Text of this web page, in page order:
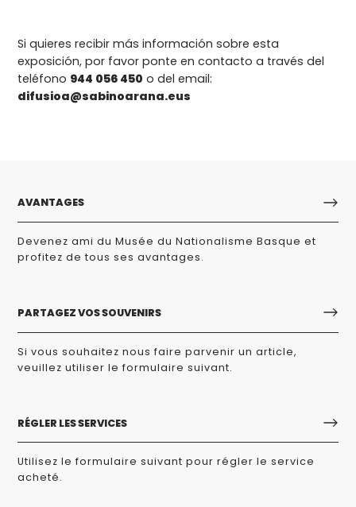
Si quieres recibir más información sobre esta
exposición, por favor ponte en contacto a través del
teléfono 944 056 450 o del email:
difusioa@sabinoarana.eus
AVANTAGES
Devenez ami du Musée du Nationalisme Basque et
profitez de tous ses avantages.
PARTAGEZ VOS SOUVENIRS
Si vous souhaitez nous faire parvenir un article,
veuillez utiliser le formulaire suivant.
RÉGLER LES SERVICES
Utilisez le formulaire suivant pour régler le service
acheté.